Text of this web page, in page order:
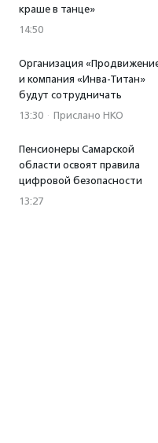
краше в танце»
14:50
Организация
и компания «Инва-Титан»
будут сотрудничать
13:30 · Прислано НКО
Пенсионеры Самарской
области освоят правила
цифровой безопасности
13:27